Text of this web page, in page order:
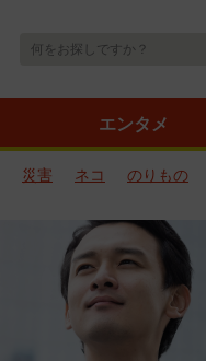
エンタメ
災害 ネコ のりもの